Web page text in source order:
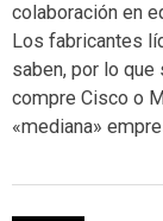
colaboración en
Los fabricantes
saben, por lo
compre Cisco o
«mediana»